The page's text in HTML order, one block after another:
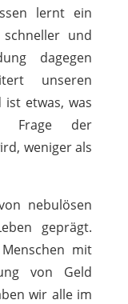
lernt ein
und
dagegen
unseren
etwas, was
Frage der
weniger als
nebulösen
geprägt.
mit
von Geld
wir alle im